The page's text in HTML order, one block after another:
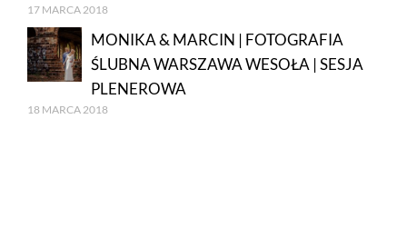
17 MARCA 2018
MONIKA & MARCIN | FOTOGRAFIA
ŚLUBNA WARSZAWA WESOŁA | SESJA
PLENEROWA
18 MARCA 2018